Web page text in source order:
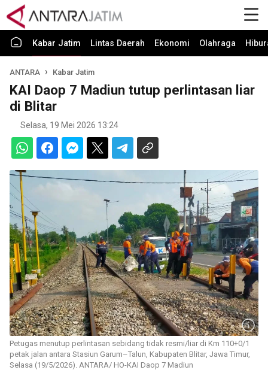
Kabar Jatim Lintas Daerah Ekonomi Olahraga
ANTARA Kabar Jatim
KAI Daop 7 Madiun tutup perlintasan liar
di Blitar
Selasa, 19 Mei 2026 13:24
Petugas menutup perlintasan sebidang tidak resmi/liar di Km 110+0/1
petak jalan antara Stasiun Garum–Talun, Kabupaten Blitar, Jawa Timur,
Selasa (19/5/2026). ANTARA/ HO-KAI Daop 7 Madiun